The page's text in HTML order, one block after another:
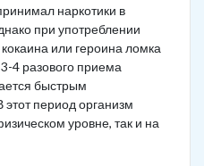
наркотики в
при употреблении
или героина ломка
4 разового приема
быстрым
период организм
уровне, так и на